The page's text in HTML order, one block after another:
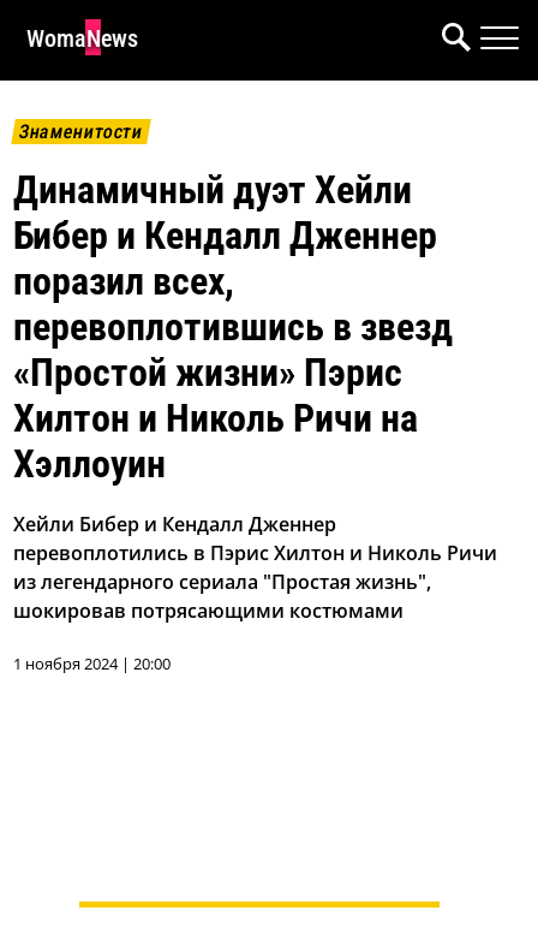
WomaNews
Знаменитости
Динамичный дуэт Хейли
Бибер и Кендалл Дженнер
поразил всех,
перевоплотившись в звезд
«Простой жизни» Пэрис
Хилтон и Николь Ричи на
Хэллоуин
Хейли Бибер и Кендалл Дженнер
перевоплотились в Пэрис Хилтон и Николь Ричи
из легендарного сериала "Простая жизнь",
шокировав потрясающими костюмами
1 ноября 2024 | 20:00